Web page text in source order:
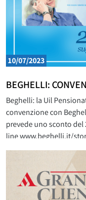
10/07/2023
BEGHELLI:
Beghelli: la Uil
convenzione con
prevede uno sconto
line www.beghelli.it/
la ricambistica (ricarica
Sim per Il Guardacasa)